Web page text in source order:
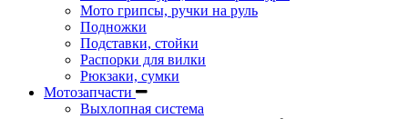
Мото грипсы, ручки на руль
Подножки
Подставки, стойки
Распорки для вилки
Рюкзаки, сумки
Мотозапчасти
Выхлопная система